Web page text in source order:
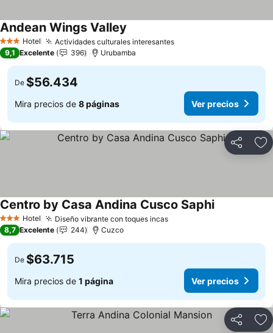
3 Estrellas
Hotel Actividades culturales interesantesVer precios
Andean Wings Valley
9,1 Excelente 396 Urubamba
De $56.434
Mira precios de 8 páginas Ver precios
Compartir
3 Estrellas
Hotel Diseño vibrante con toques incasVer precios
Centro by Casa Andina Cusco SaphiVer precios
8,7 Excelente 244 Cuzco
De $63.715
Mira precios de 1 página Ver precios
Compartir